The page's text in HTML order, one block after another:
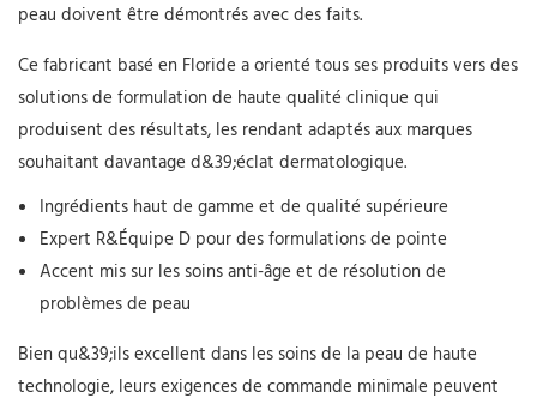
peau doivent être démontrés avec des faits.
Ce fabricant basé en Floride a orienté tous ses produits vers des
solutions de formulation de haute qualité clinique qui
produisent des résultats, les rendant adaptés aux marques
souhaitant davantage d&39;éclat dermatologique.
Ingrédients haut de gamme et de qualité supérieure
Expert R&Équipe D pour des formulations de pointe
Accent mis sur les soins anti-âge et de résolution de
problèmes de peau
Bien qu&39;ils excellent dans les soins de la peau de haute
technologie, leurs exigences de commande minimale peuvent